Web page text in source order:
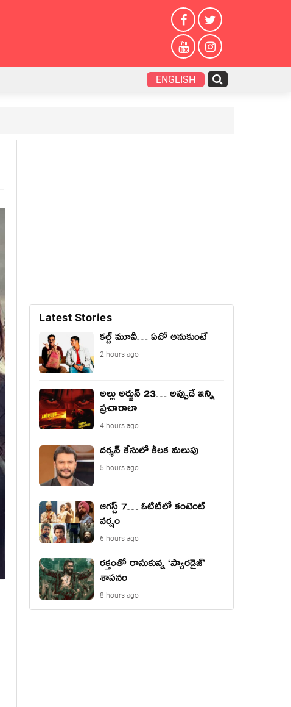
ENGLISH
Latest Stories
కల్ట్ మూవీ… ఏదో అనుకుంటే
2 hours ago
అల్లు అర్జున్ 23… అప్పుడే ఇన్ని
ప్రచారాలా
4 hours ago
దర్శన్ కేసులో కీలక మలుపు
5 hours ago
ఆగస్ట్ 7… ఓటిటిలో కంటెంట్
వర్షం
6 hours ago
రక్తంతో రాసుకున్న ‘ప్యారడైజ్’
శాసనం
8 hours ago